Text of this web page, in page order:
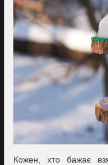
Кожен, хто бажає